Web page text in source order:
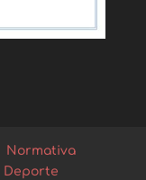
Normativa
Deporte